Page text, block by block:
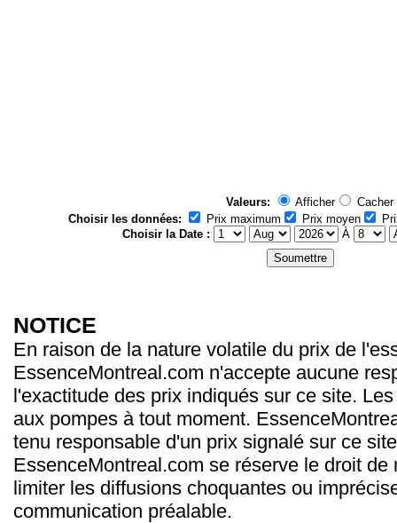
Valeurs: Afficher
Cacher
Choisir les données:
Prix maximum Prix moyen
Choisir la Date :
À
NOTICE
En raison de la nature volatile du prix de
EssenceMontreal.com n'accepte aucune
l'exactitude des prix indiqués sur ce site.
aux pompes à tout moment.
tenu responsable d'un prix signalé sur ce
EssenceMontreal.com se réserve le droit de
limiter les diffusions choquantes ou
communication préalable.